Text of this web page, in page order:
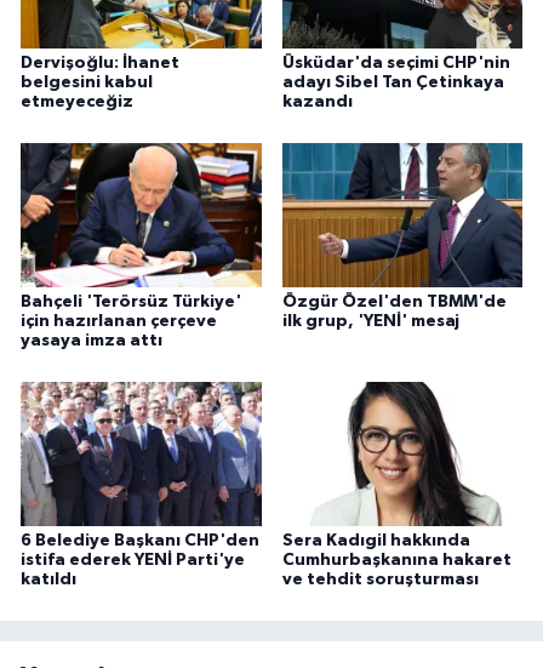
Dervişoğlu: İhanet
belgesini kabul
etmeyeceğiz
Üsküdar'da seçimi CHP'nin
adayı Sibel Tan Çetinkaya
kazandı
Bahçeli 'Terörsüz Türkiye'
için hazırlanan çerçeve
yasaya imza attı
Özgür Özel'den TBMM'de
ilk grup, 'YENİ' mesaj
6 Belediye Başkanı CHP'den
istifa ederek YENİ Parti'ye
katıldı
Sera Kadıgil hakkında
Cumhurbaşkanına hakaret
ve tehdit soruşturması